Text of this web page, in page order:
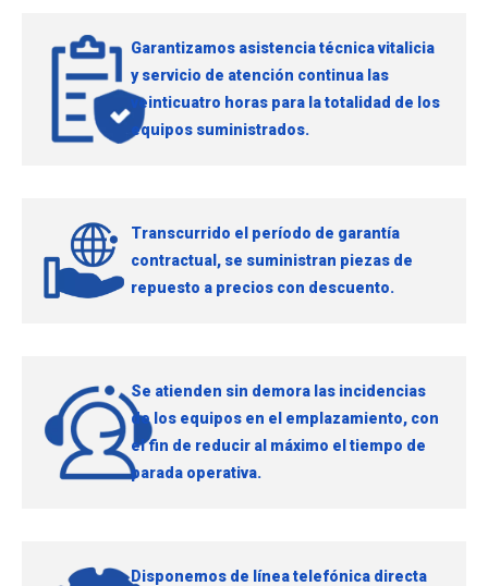
Garantizamos asistencia técnica vitalicia
y servicio de atención continua las
veinticuatro horas para la totalidad de los
equipos suministrados.
Transcurrido el período de garantía
contractual, se suministran piezas de
repuesto a precios con descuento.
Se atienden sin demora las incidencias
de los equipos en el emplazamiento, con
el fin de reducir al máximo el tiempo de
parada operativa.
Disponemos de línea telefónica directa